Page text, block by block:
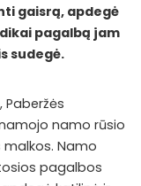
gaisrą, apdegė
pagalbą jam
sudegė.
Paberžės
namo rūsio
malkos. Namo
pagalbos